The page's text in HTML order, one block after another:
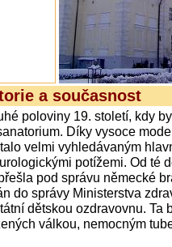
a současnost
poloviny 19. století, kdy
Díky vysoce
velmi vyhledávaným
potížemi. Od té
pod správu německé
do správy Ministerstva
dětskou ozdravovnu. Ta
válkou, nemocným